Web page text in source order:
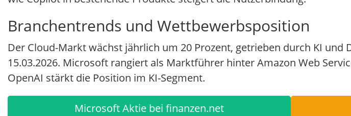
Branchentrends und Wettbewerbsposition
Der Cloud-Markt wächst jährlich um 20 Prozent, getrieben durch KI
15.03.2026. Microsoft rangiert als Marktführer hinter Amazon Web
OpenAI stärkt die Position im KI-Segment.
Microsoft Aktie bei finanzen.net